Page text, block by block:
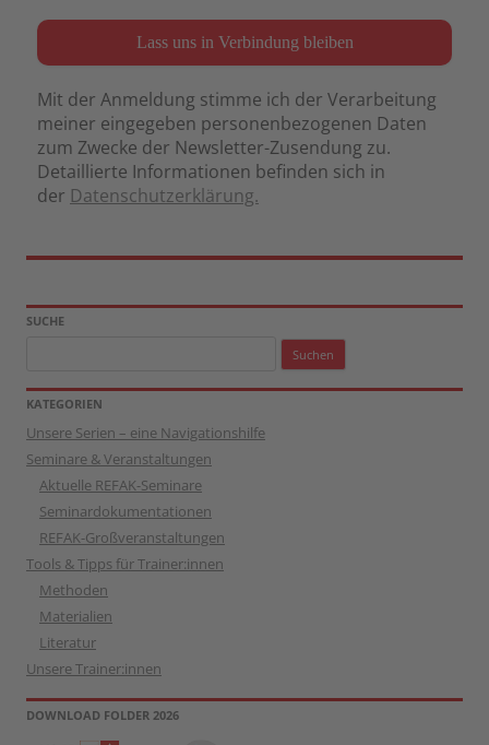
Mit der Anmeldung stimme ich der Verarbeitung
meiner eingegeben personenbezogenen Daten
zum Zwecke der Newsletter-Zusendung zu.
Detaillierte Informationen befinden sich in
der Datenschutzerklärung.
SUCHE
KATEGORIEN
Unsere Serien – eine Navigationshilfe
Seminare & Veranstaltungen
Aktuelle REFAK-Seminare
Seminardokumentationen
REFAK-Großveranstaltungen
Tools & Tipps für Trainer:innen
Methoden
Materialien
Literatur
Unsere Trainer:innen
DOWNLOAD FOLDER 2026